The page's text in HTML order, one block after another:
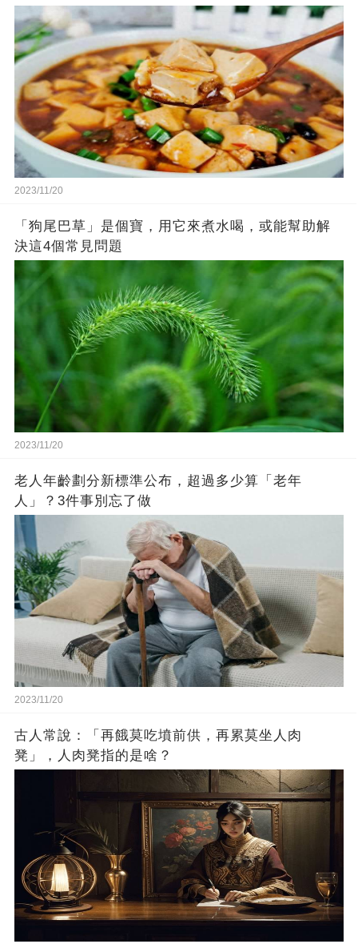
2023/11/20
「狗尾巴草」是個寶，用它來煮水喝，或能幫助解
決這4個常見問題
2023/11/20
老人年齡劃分新標準公布，超過多少算「老年
人」？3件事別忘了做
2023/11/20
古人常說：「再餓莫吃墳前供，再累莫坐人肉
凳」，人肉凳指的是啥？